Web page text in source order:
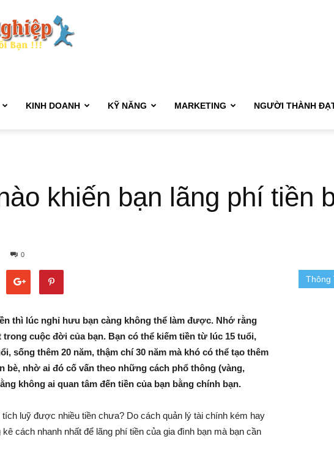
Khởi
Nghiệp
KINH DOANH KỸ NĂNG MARKETING NGƯỜI THÀNH
khiến bạn lãng phí tiền
0
thì lúc nghỉ hưu bạn càng không thể làm được. Nhớ rằng
cuộc đời của bạn. Bạn có thể kiếm tiền từ lúc 15 tuổi,
sống thêm 20 năm, thậm chí 30 năm mà khó có thể tạo thêm
bè, nhờ ai đó cố vấn theo những cách phổ thông (vàng,
không ai quan tâm đến tiền của bạn bằng chính bạn.
luỹ được nhiều tiền chưa? Do cách quản lý tài chính kém hay
cách nhanh nhất để lãng phí tiền của gia đình bạn mà bạn cần
Thông